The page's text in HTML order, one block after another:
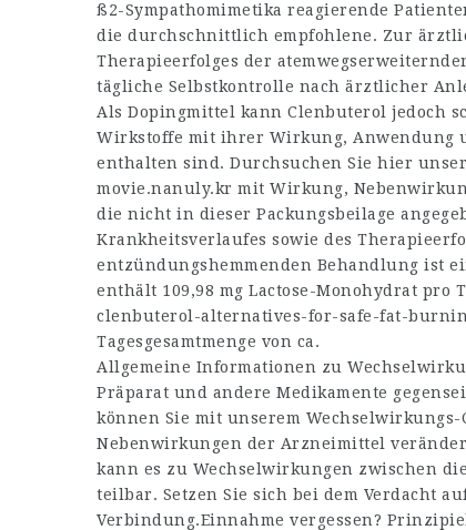
ß2-Sympathomimetika reagierende
die durchschnittlich empfohlene. Zur
Therapieerfolges der
tägliche Selbstkontrolle nach ärztlicher
Als Dopingmittel kann Clenbuterol jedoch
Wirkstoffe mit ihrer Wirkung, Anwendung
enthalten sind. Durchsuchen Sie hier
movie.nanuly.kr mit Wirkung,
die nicht in dieser Packungsbeilage
Krankheitsverlaufes sowie des
entzündungshemmenden Behandlung ist
enthält 109,98 mg Lactose-Monohydrat pro
clenbuterol-alternatives-for-safe-fat-
Tagesgesamtmenge von ca.
Allgemeine Informationen zu
Präparat und andere Medikamente
können Sie mit unserem
Nebenwirkungen der Arzneimittel
kann es zu Wechselwirkungen zwischen
teilbar. Setzen Sie sich bei dem Verdacht
Verbindung.Einnahme vergessen?